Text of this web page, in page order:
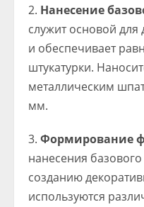
Нанесение
служит основой для
и обеспечивает
штукатурки.
металлическим
мм.
Формирование
нанесения
созданию
используются